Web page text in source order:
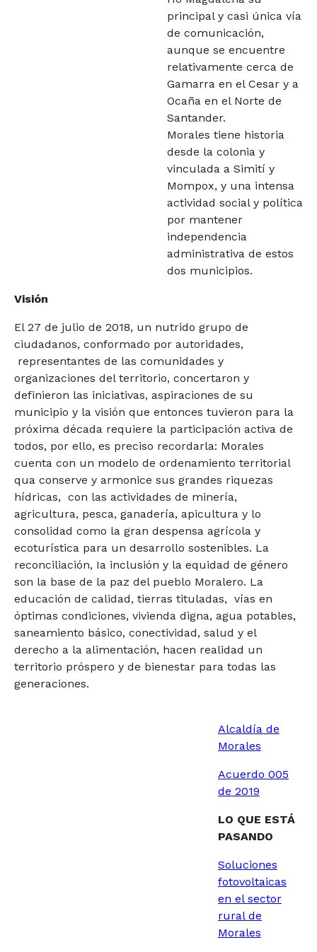
principal y casi única vía
de comunicación,
aunque se encuentre
relativamente cerca de
Gamarra en el Cesar y a
Ocaña en el Norte de
Santander.
Morales tiene historia
desde la colonia y
vinculada a Simití y
Mompox, y una intensa
actividad social y política
por mantener
independencia
administrativa de estos
dos municipios.
Visión
El 27 de julio de 2018, un nutrido grupo de
ciudadanos, conformado por autoridades,
representantes de las comunidades y
organizaciones del territorio, concertaron y
definieron las iniciativas, aspiraciones de su
municipio y la visión que entonces tuvieron para la
próxima década requiere la participación activa de
todos, por ello, es preciso recordarla: Morales
cuenta con un modelo de ordenamiento territorial
qua conserve y armonice sus grandes riquezas
hídricas, con las actividades de minería,
agricultura, pesca, ganadería, apicultura y lo
consolidad como la gran despensa agrícola y
ecoturística para un desarrollo sostenibles. La
reconciliación, Ia inclusión y la equidad de género
son la base de la paz del pueblo Moralero. La
educación de calidad, tierras tituladas, vías en
óptimas condiciones, vivienda digna, agua potables,
saneamiento básico, conectividad, salud y el
derecho a la alimentación, hacen realidad un
territorio próspero y de bienestar para todas las
generaciones.
Alcaldía de
Morales
Acuerdo 005
de 2019
LO QUE ESTÁ
PASANDO
Soluciones
fotovoltaicas
en el sector
rural de
Morales